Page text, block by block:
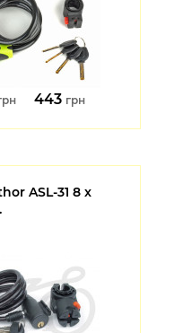
443 грн
ASL-31 8 x